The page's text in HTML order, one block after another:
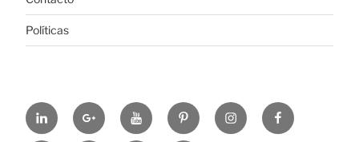
Políticas
https://www.linkedin.com/in/%C3%B3scar-
alonso-
https://plus.google.com/u/0/
https://www.youtube.com/channel/
https://es.pinterest.com/
https://
hl=es
https://